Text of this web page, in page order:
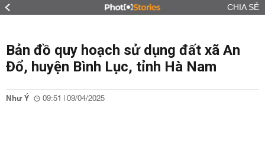
CHIA SẺ
Bản đồ quy hoạch sử dụng đất xã An
Đổ, huyện Bình Lục, tỉnh Hà Nam
Như Ý 09:51 | 09/04/2025